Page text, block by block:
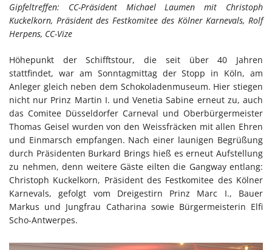
Gipfeltreffen: CC-Präsident Michael Laumen mit Christoph
Kuckelkorn, Präsident des Festkomitee des Kölner Karnevals, Rolf
Herpens, CC-Vize
Höhepunkt der Schifftstour, die seit über 40 Jahren
stattfindet, war am Sonntagmittag der Stopp in Köln, am
Anleger gleich neben dem Schokoladenmuseum. Hier stiegen
nicht nur Prinz Martin I. und Venetia Sabine erneut zu, auch
das Comitee Düsseldorfer Carneval und Oberbürgermeister
Thomas Geisel wurden von den Weissfräcken mit allen Ehren
und Einmarsch empfangen. Nach einer launigen Begrüßung
durch Präsidenten Burkard Brings hieß es erneut Aufstellung
zu nehmen, denn weitere Gäste eilten die Gangway entlang:
Christoph Kuckelkorn, Präsident des Festkomitee des Kölner
Karnevals, gefolgt vom Dreigestirn Prinz Marc I., Bauer
Markus und Jungfrau Catharina sowie Bürgermeisterin Elfi
Scho-Antwerpes.